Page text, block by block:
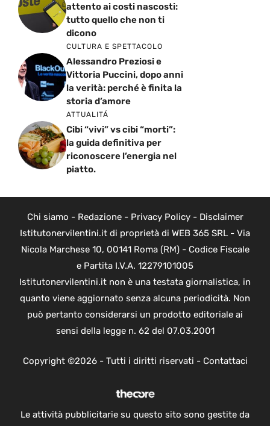
attento ai costi nascosti:
tutto quello che non ti
dicono
CULTURA E SPETTACOLO
Alessandro Preziosi e
Vittoria Puccini, dopo anni
la verità: perché è finita la
storia d’amore
ATTUALITÁ
Cibi “vivi” vs cibi “morti”:
la guida definitiva per
riconoscere l’energia nel
piatto.
Chi siamo - Redazione- Privacy Policy- Disclaimer
Istitutonervilentini.it di proprietà di WEB 365 SRL - Via
Nicola Marchese 10, 00141 Roma (RM) - Codice Fiscale
e Partita I.V.A. 12279101005
Istitutonervilentini.it non è una testata giornalistica, in
quanto viene aggiornato senza alcuna periodicità. Non
può pertanto considerarsi un prodotto editoriale ai
sensi della legge n. 62 del 07.03.2001
Copyright ©2026 - Tutti i diritti riservati - Contattaci
Le attività pubblicitarie su questo sito sono gestite da